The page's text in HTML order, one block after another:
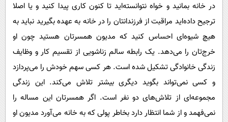
در خانه بمانید و خواه نتوانسته‌اید تا کنون کاری پیدا کنید و یا اصلا
ترجیح داده‌اید مراقبت از فرزندانتان را در خانه به عهده بگیرید نباید به
هیچ شیوه‌ای احساس کنید که مدیون همسرتان هستید چون او
خرج‌تان را می‌دهد. یک رابطه سالم زناشویی از تقسیم کار و وظایف
زندگی خانوادگی تشکیل شده است. هر کسی سهم خودش را می‌پردازد
و کسی نمی‌تواند بگوید دیگری بیشتر تلاش می‌کند. این زندگی
مجموعه‌ای از تلاش‌های دو نفر است. اگر همسرتان این مساله را
نمی‌فهمد و از شما انتظار دارد بخاطر پولی که به خانه می‌‌آورد مدیون او